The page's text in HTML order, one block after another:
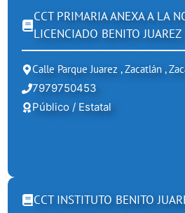
CCT PRIMARIA ANEXA A LA
LICENCIADO BENITO JUAREZ
Calle Parque Juarez , Zacatlán ,
7979750453
Público / Estatal
CCT INSTITUTO BENITO